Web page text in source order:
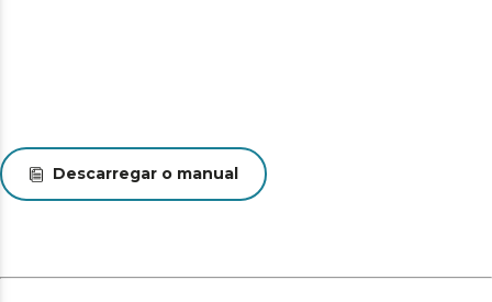
Descarregar o manual